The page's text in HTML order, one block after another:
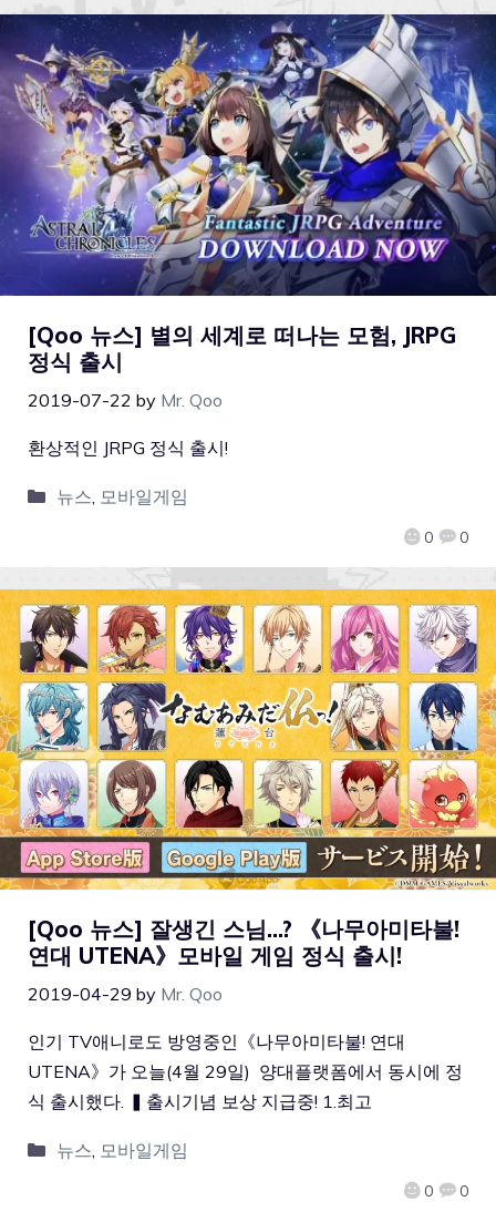
[Qoo 뉴스] 별의 세계로 떠나는 모험, JRPG
정식 출시
2019-07-22 by Mr. Qoo
0 0
환상적인 JRPG 정식 출시!
뉴스 모바일게임
[Qoo 뉴스] 잘생긴 스님…? 《나무아미타불!
연대 UTENA》모바일 게임 정식 출시!
2019-04-29 by Mr. Qoo
0 0
인기 TV애니로도 방영중인《나무아미타불! 연대
UTENA》가 오늘(4월 29일) 양대플랫폼에서 동시에 정
식 출시했다. ▍출시기념 보상 지급중! 1.최고
뉴스 모바일게임